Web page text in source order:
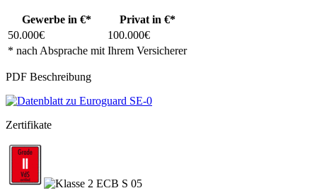
Gewerbe in €* Privat in €*
* nach Absprache mit Ihrem Versicherer
50.000€ 100.000€
PDF Beschreibung
Zertifikate